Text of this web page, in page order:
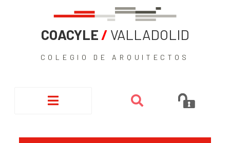
COACYLE / VALLADOLID
COLEGIO DE ARQUITECTOS